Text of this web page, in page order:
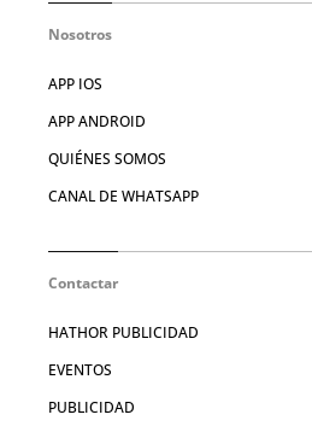
Nosotros
APP IOS
APP ANDROID
QUIÉNES SOMOS
CANAL DE WHATSAPP
Contactar
HATHOR PUBLICIDAD
EVENTOS
PUBLICIDAD